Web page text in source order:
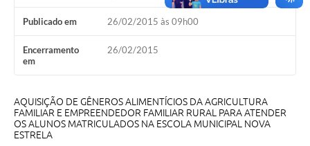
Obras
Contas Públicas
Legislação
Publicado em 26/02/2015 às 09h00
Encerramento
em
26/02/2015
AQUISIÇÃO DE GÊNEROS ALIMENTÍCIOS DA AGRICULTURA
FAMILIAR E EMPREENDEDOR FAMILIAR RURAL PARA ATENDER
OS ALUNOS MATRICULADOS NA ESCOLA MUNICIPAL NOVA
ESTRELA